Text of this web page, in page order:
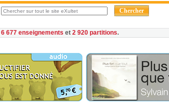
6 677 enseignements et 2 920 partitions